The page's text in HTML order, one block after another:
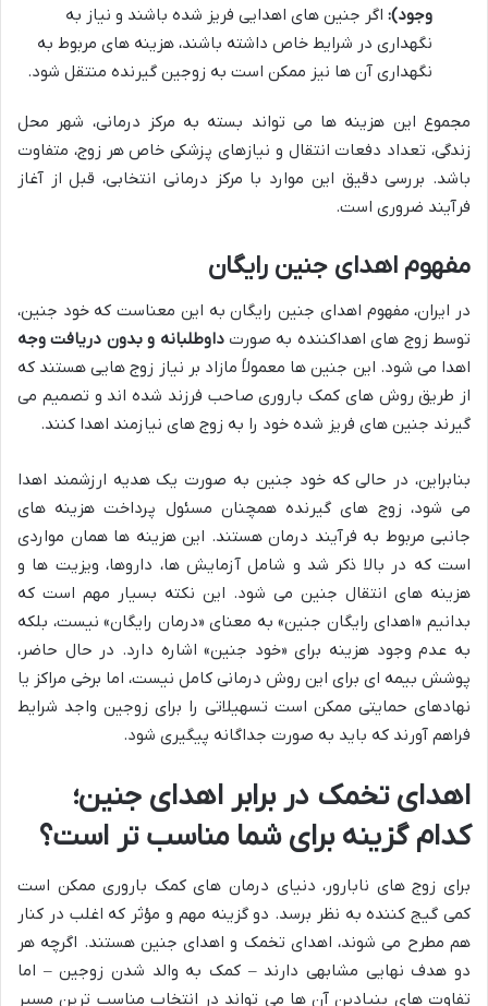
وجود): اگر جنین های اهدایی فریز شده باشند و نیاز به
نگهداری در شرایط خاص داشته باشند، هزینه های مربوط به
نگهداری آن ها نیز ممکن است به زوجین گیرنده منتقل شود.
مجموع این هزینه ها می تواند بسته به مرکز درمانی، شهر محل
زندگی، تعداد دفعات انتقال و نیازهای پزشکی خاص هر زوج، متفاوت
باشد. بررسی دقیق این موارد با مرکز درمانی انتخابی، قبل از آغاز
فرآیند ضروری است.
مفهوم اهدای جنین رایگان
در ایران، مفهوم اهدای جنین رایگان به این معناست که خود جنین،
توسط زوج های اهداکننده به صورتداوطلبانه و بدون دریافت وجه
اهدا می شود. این جنین ها معمولاً مازاد بر نیاز زوج هایی هستند که
از طریق روش های کمک باروری صاحب فرزند شده اند و تصمیم می
گیرند جنین های فریز شده خود را به زوج های نیازمند اهدا کنند.
بنابراین، در حالی که خود جنین به صورت یک هدیه ارزشمند اهدا
می شود، زوج های گیرنده همچنان مسئول پرداخت هزینه های
جانبی مربوط به فرآیند درمان هستند. این هزینه ها همان مواردی
است که در بالا ذکر شد و شامل آزمایش ها، داروها، ویزیت ها و
هزینه های انتقال جنین می شود. این نکته بسیار مهم است که
بدانیم «اهدای رایگان جنین» به معنای «درمان رایگان» نیست، بلکه
به عدم وجود هزینه برای «خود جنین» اشاره دارد. در حال حاضر،
پوشش بیمه ای برای این روش درمانی کامل نیست، اما برخی مراکز یا
نهادهای حمایتی ممکن است تسهیلاتی را برای زوجین واجد شرایط
فراهم آورند که باید به صورت جداگانه پیگیری شود.
اهدای تخمک در برابر اهدای جنین؛
کدام گزینه برای شما مناسب تر است؟
برای زوج های نابارور، دنیای درمان های کمک باروری ممکن است
کمی گیج کننده به نظر برسد. دو گزینه مهم و مؤثر که اغلب در کنار
هم مطرح می شوند، اهدای تخمک و اهدای جنین هستند. اگرچه هر
دو هدف نهایی مشابهی دارند – کمک به والد شدن زوجین – اما
تفاوت های بنیادین آن ها می تواند در انتخاب مناسب ترین مسیر